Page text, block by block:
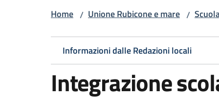
Home / Unione Rubicone e mare /
Informazioni dalle Redazioni locali
Integrazione